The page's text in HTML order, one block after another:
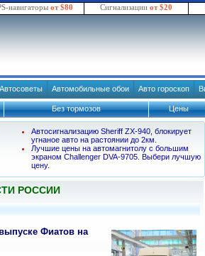
навигаторы от $80 Сигнализации от $20
Автосоветы Автомобильные обои Авто гороскоп
Без тормозов Цены
Автосигнализацию Sheriff ZX-940, блокирует
угнаное авто на растоянии до 2км.
Лучшие цены на автомагнитолу с большим
экраном Challenger DVA-9705. Выбери лучшую
цену.
РОССИИ
Фиатов на